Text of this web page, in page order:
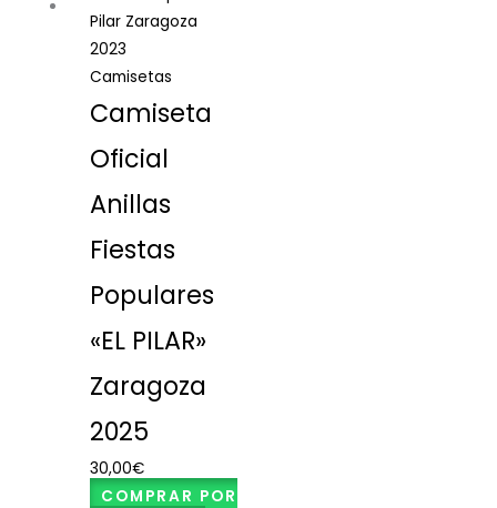
Camisetas
Camiseta
Oficial
Anillas
Fiestas
Populares
«EL PILAR»
Zaragoza
2025
30,00€
COMPRAR POR